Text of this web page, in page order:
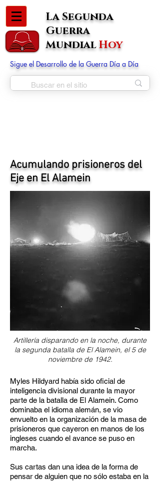
La Segunda
Guerra
MundialHoy
Sigue el Desarrollo de la Guerra Día a Día
Acumulando prisioneros del
Eje en El Alamein
Artillería disparando en la noche, durante
la segunda batalla de El Alamein, el 5 de
noviembre de 1942.
Myles Hildyard había sido oficial de
inteligencia divisional durante la mayor
parte de la batalla de El Alamein. Como
dominaba el idioma alemán, se vio
envuelto en la organización de la masa de
prisioneros que cayeron en manos de los
ingleses cuando el avance se puso en
marcha.
Sus cartas dan una idea de la forma de
pensar de alguien que no sólo estaba en la